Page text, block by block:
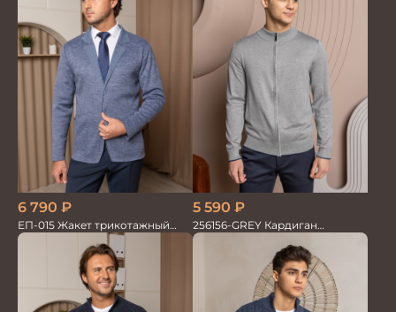
6 790 ₽
ЕП-015 Жакет трикотажный
серый
5 590 ₽
256156-GREY Кардиган
мужской